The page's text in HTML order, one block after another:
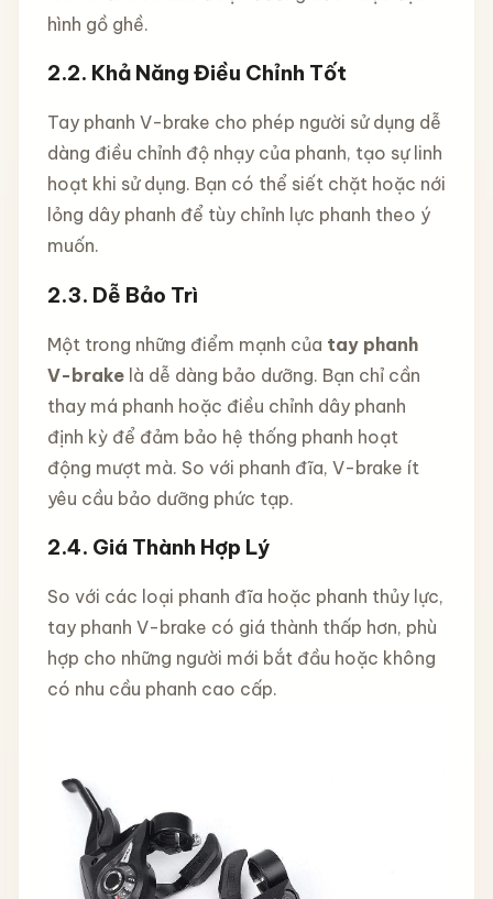
hình gồ ghề.
2.2. Khả Năng Điều Chỉnh Tốt
Tay phanh V-brake cho phép người sử dụng dễ
dàng điều chỉnh độ nhạy của phanh, tạo sự linh
hoạt khi sử dụng. Bạn có thể siết chặt hoặc nới
lỏng dây phanh để tùy chỉnh lực phanh theo ý
muốn.
2.3. Dễ Bảo Trì
Một trong những điểm mạnh của tay phanh
V-brakelà dễ dàng bảo dưỡng. Bạn chỉ cần
thay má phanh hoặc điều chỉnh dây phanh
định kỳ để đảm bảo hệ thống phanh hoạt
động mượt mà. So với phanh đĩa, V-brake ít
yêu cầu bảo dưỡng phức tạp.
2.4. Giá Thành Hợp Lý
So với các loại phanh đĩa hoặc phanh thủy lực,
tay phanh V-brake có giá thành thấp hơn, phù
hợp cho những người mới bắt đầu hoặc không
có nhu cầu phanh cao cấp.